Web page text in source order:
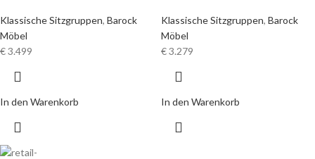
Klassische Sitzgruppen, Barock
Möbel
€3.499
In den Warenkorb
Klassische Sitzgruppen, Barock
Möbel
€3.279
In den Warenkorb